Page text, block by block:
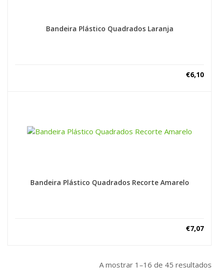
Bandeira Plástico Quadrados Laranja
€6,10
Bandeira Plástico Quadrados Recorte Amarelo
€7,07
A mostrar 1–16 de 45 resultados